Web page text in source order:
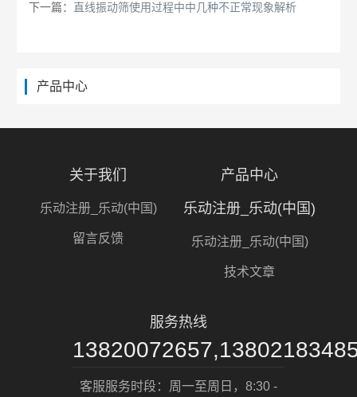
下一篇： 直线振动筛使用过程中中几种不正常现象解析
产品中心
关于我们
乐动注册_乐动(中国)
留言反馈
产品中心
乐动注册_乐动(中国)
乐动注册_乐动(中国)
技术文章
服务热线
客服服务时段：周一至周日，8:30 -